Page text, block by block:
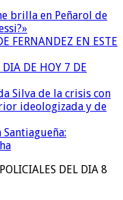
brilla en Peñarol de
FERNANDEZ EN ESTE
DIA DE HOY 7 DE
Silva de la crisis con
ideologizada y de
DEL DIA 8